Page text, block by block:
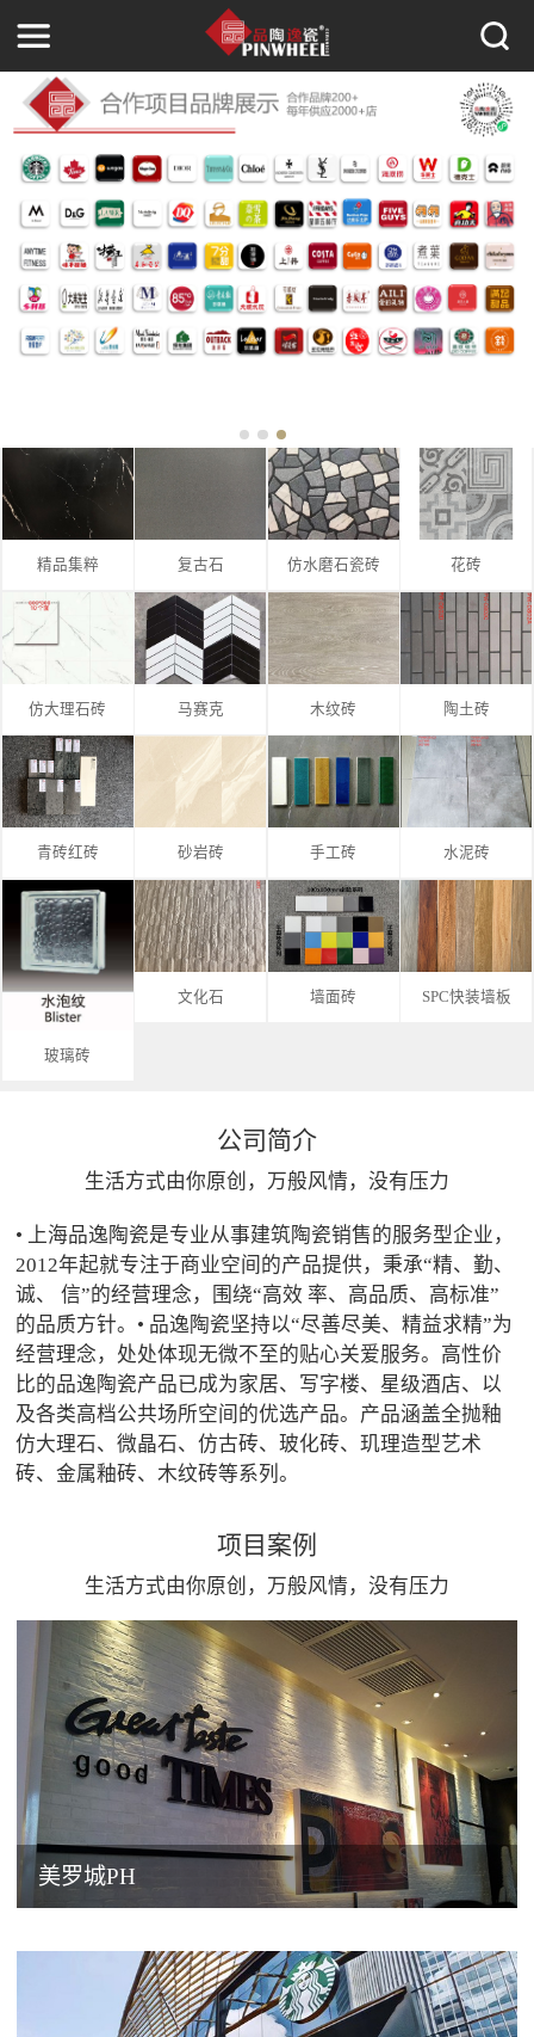
精品集粹 复古石 仿水磨石瓷砖 花砖
仿大理石砖 马赛克 木纹砖 陶土砖
青砖红砖 砂岩砖 手工砖 水泥砖
玻璃砖
文化石 墙面砖 SPC快装墙板
公司简介
生活方式由你原创，万般风情，没有压力
• 上海品逸陶瓷是专业从事建筑陶瓷销售的服务型企业，
2012年起就专注于商业空间的产品提供，秉承“精、勤、
诚、 信”的经营理念，围绕“高效 率、高品质、高标准”
的品质方针。• 品逸陶瓷坚持以“尽善尽美、精益求精”为
经营理念，处处体现无微不至的贴心关爱服务。高性价
比的品逸陶瓷产品已成为家居、写字楼、星级酒店、以
及各类高档公共场所空间的优选产品。产品涵盖全抛釉
仿大理石、微晶石、仿古砖、玻化砖、玑理造型艺术
砖、金属釉砖、木纹砖等系列。
项目案例
生活方式由你原创，万般风情，没有压力
美罗城PH